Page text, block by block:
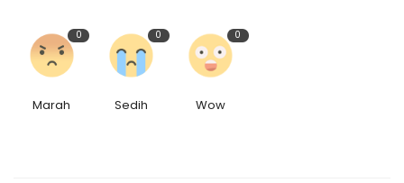
0
Marah
0
Sedih
0
Wow